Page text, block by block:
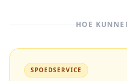
HOE
SPOEDSERVICE